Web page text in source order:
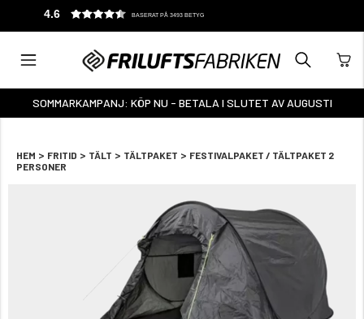
4.6 BASERAT PÅ 3493 BETYG
SOMMARKAMPANJ: KÖP NU - BETALA I SLUTET AV AUGUSTI
HEM > FRITID > TÄLT > TÄLTPAKET > FESTIVALPAKET / TÄLTPAKET 2
PERSONER